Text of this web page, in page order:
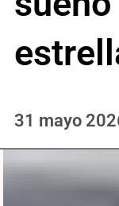
31 mayo